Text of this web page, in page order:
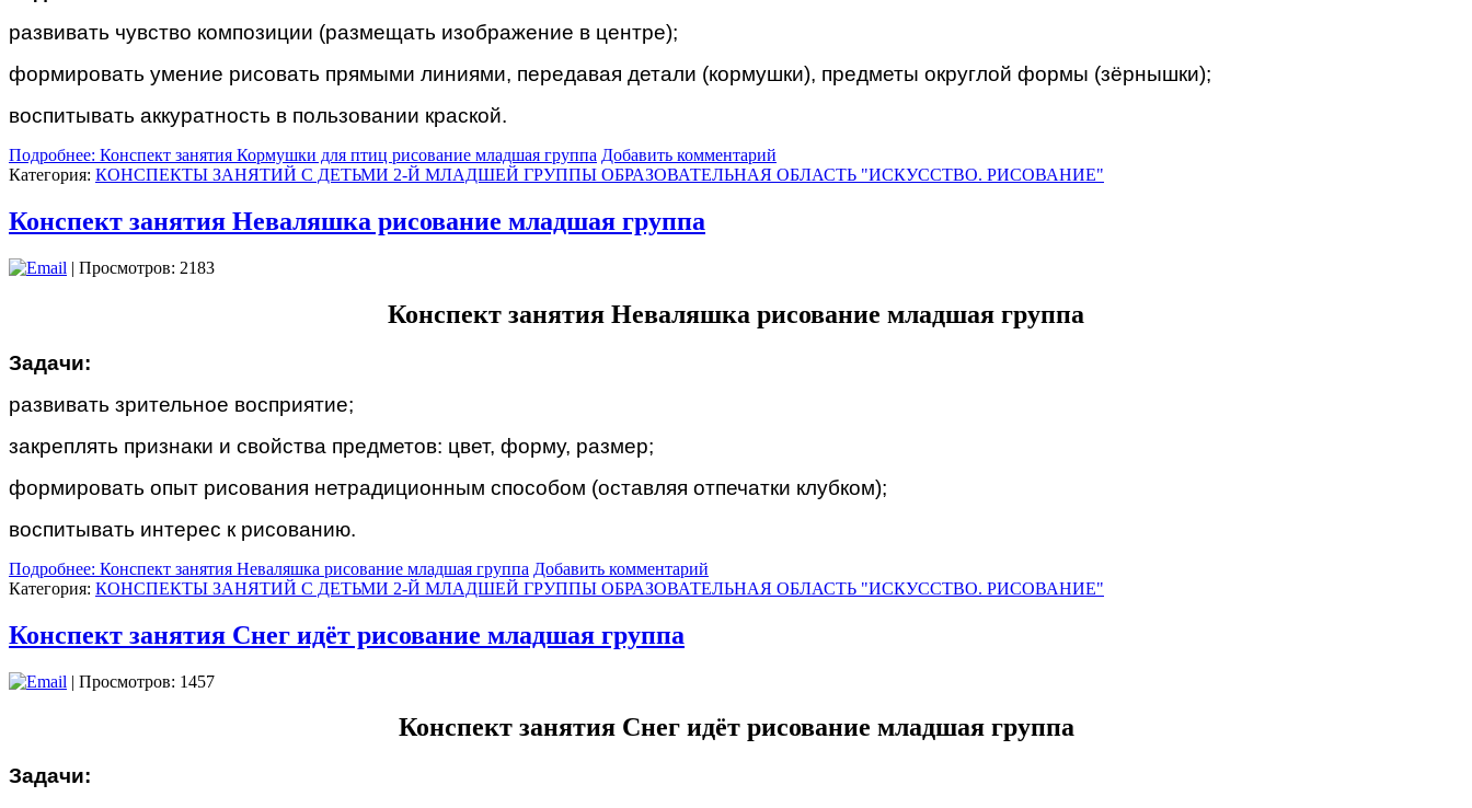
развивать чувство композиции (размещать изображение в центре);
формировать умение рисовать прямыми линиями, передавая детали (кормушки), предметы округлой формы (зёрнышки);
воспитывать аккуратность в пользовании краской.
Подробнее: Конспект занятия Кормушки для птиц рисование младшая группа Добавить комментарий
Категория: КОНСПЕКТЫ ЗАНЯТИЙ С ДЕТЬМИ 2-Й МЛАДШЕЙ ГРУППЫ ОБРАЗОВАТЕЛЬНАЯ ОБЛАСТЬ "ИСКУССТВО. РИСОВАНИЕ"
Конспект занятия Неваляшка рисование младшая группа
| Просмотров: 2183
Конспект занятия Неваляшка рисование младшая группа
Задачи:
развивать зрительное восприятие;
закреплять признаки и свойства предметов: цвет, форму, размер;
формировать опыт рисования нетрадиционным способом (оставляя отпечатки клубком);
воспитывать интерес к рисованию.
Подробнее: Конспект занятия Неваляшка рисование младшая группа Добавить комментарий
Категория: КОНСПЕКТЫ ЗАНЯТИЙ С ДЕТЬМИ 2-Й МЛАДШЕЙ ГРУППЫ ОБРАЗОВАТЕЛЬНАЯ ОБЛАСТЬ "ИСКУССТВО. РИСОВАНИЕ"
Конспект занятия Снег идёт рисование младшая группа
| Просмотров: 1457
Конспект занятия Снег идёт рисование младшая группа
Задачи: